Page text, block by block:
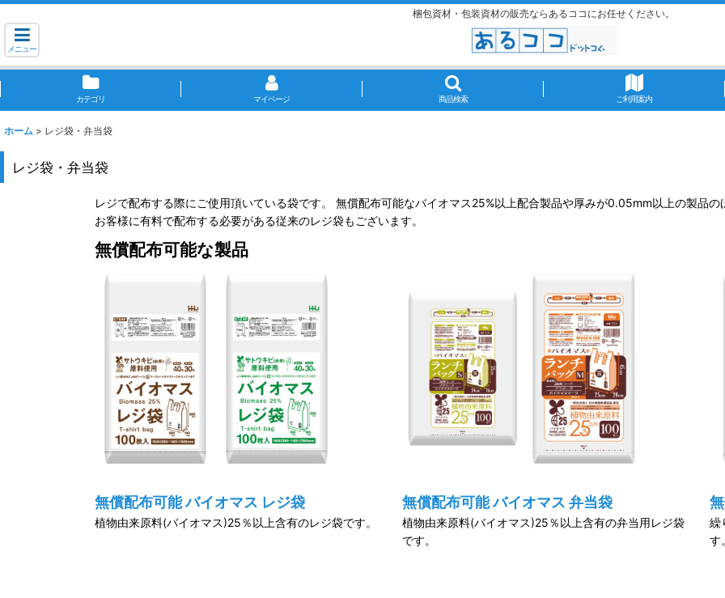
梱包資材・包装資材の販売ならあるココにお任せください。
メニュー
カテゴリ マイページ 商品検索 ご利用案内
ホーム > レジ袋・弁当袋
レジ袋・弁当袋
レジで配布する際にご使用頂いている袋です。 無償配布可能なバイオマス25%以上配合製品や厚みが0.05mm以上の製品の
お客様に有料で配布する必要がある従来のレジ袋もございます。
無償配布可能な製品
無償配布可能 バイオマス レジ袋
植物由来原料(バイオマス)25％以上含有のレジ袋です。
無償配布可能 バイオマス 弁当袋
植物由来原料(バイオマス)25％以上含有の弁当用レジ袋
です。
繰
す